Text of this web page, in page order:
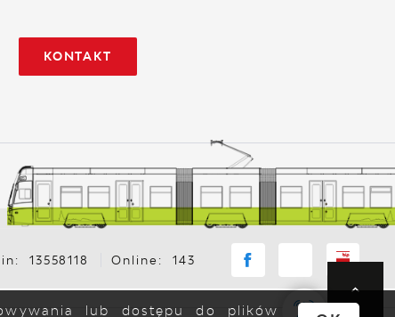
KONTAKT
13558118 Online: 143
lub dostępu do plików